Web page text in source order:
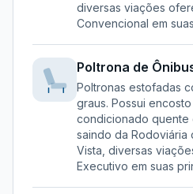
diversas viações
Convencional em
Poltrona de
Poltronas estofadas
graus. Possui
condicionado quente
saindo da Rodoviária
Vista , diversas
Executivo em suas